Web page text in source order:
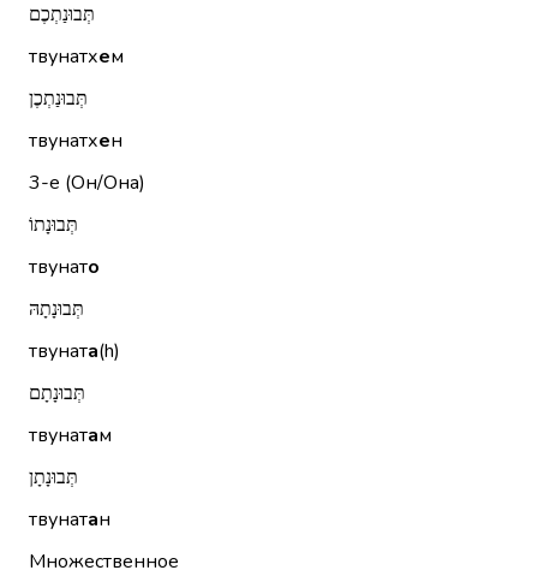
תְּבוּנַתְכֶם
твунатхем
תְּבוּנַתְכֶן
твунатхен
3-е (Он/Она)
תְּבוּנָתוֹ
твунато
תְּבוּנָתָהּ
твуната(h)
תְּבוּנָתָם
твунатам
תְּבוּנָתָן
твунатан
Множественное